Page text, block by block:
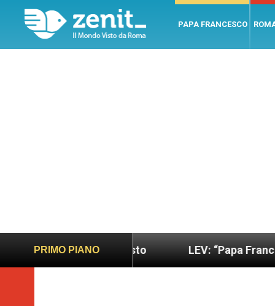
PAPA FRANCESCO
PRIMO PIANO
sano e giusto LEV: “Papa Francesco. Un